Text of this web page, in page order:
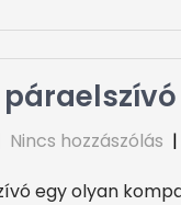
Nincs hozzászólás |
egy olyan